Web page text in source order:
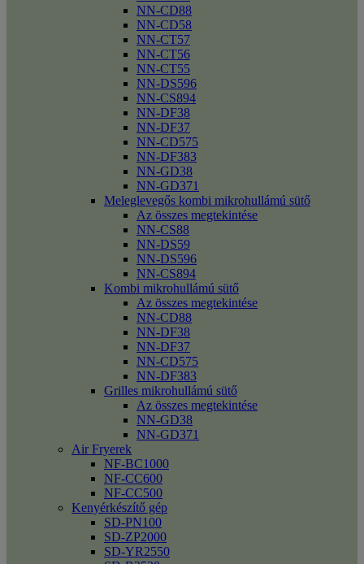
NN-CD88
NN-CD58
NN-CT57
NN-CT56
NN-CT55
NN-DS596
NN-CS894
NN-DF38
NN-DF37
NN-CD575
NN-DF383
NN-GD38
NN-GD371
Meleglevegős kombi mikrohullámú sütő
Az összes megtekintése
NN-CS88
NN-DS59
NN-DS596
NN-CS894
Kombi mikrohullámú sütő
Az összes megtekintése
NN-CD88
NN-DF38
NN-DF37
NN-CD575
NN-DF383
Grilles mikrohullámú sütő
Az összes megtekintése
NN-GD38
NN-GD371
Air Fryerek
NF-BC1000
NF-CC600
NF-CC500
Kenyérkészítő gép
SD-PN100
SD-ZP2000
SD-YR2550